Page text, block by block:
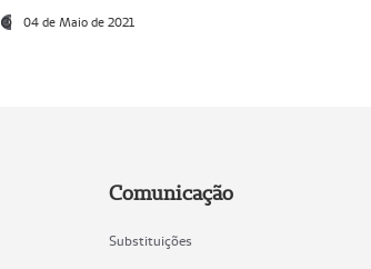
04 de Maio de 2021
Comunicação
Substituições